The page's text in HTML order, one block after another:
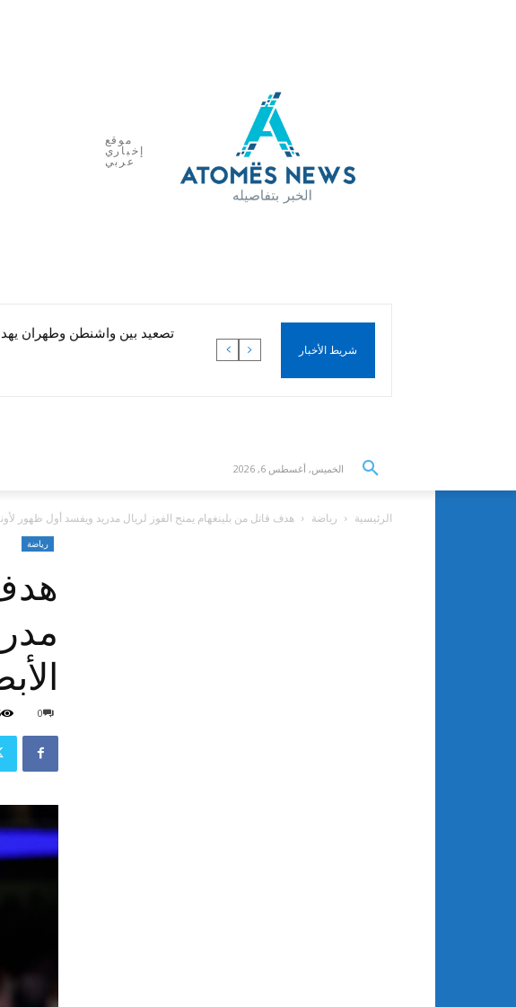
موقع
إخباري
عربي
شريط الأخبار
تصعيد بين واشنطن وطهران
الخميس, أغسطس 6, 2026
الرئيسية رياضة هدف قاتل من بلينغهام يمنح الفوز لريال مدريد ويفسد أول ظهور
رياضة
0